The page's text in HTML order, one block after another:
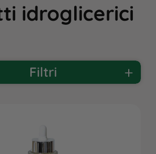
idroglicerici
Filtri